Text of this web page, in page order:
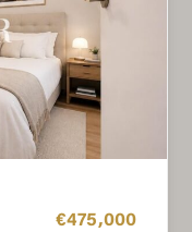
€475,000